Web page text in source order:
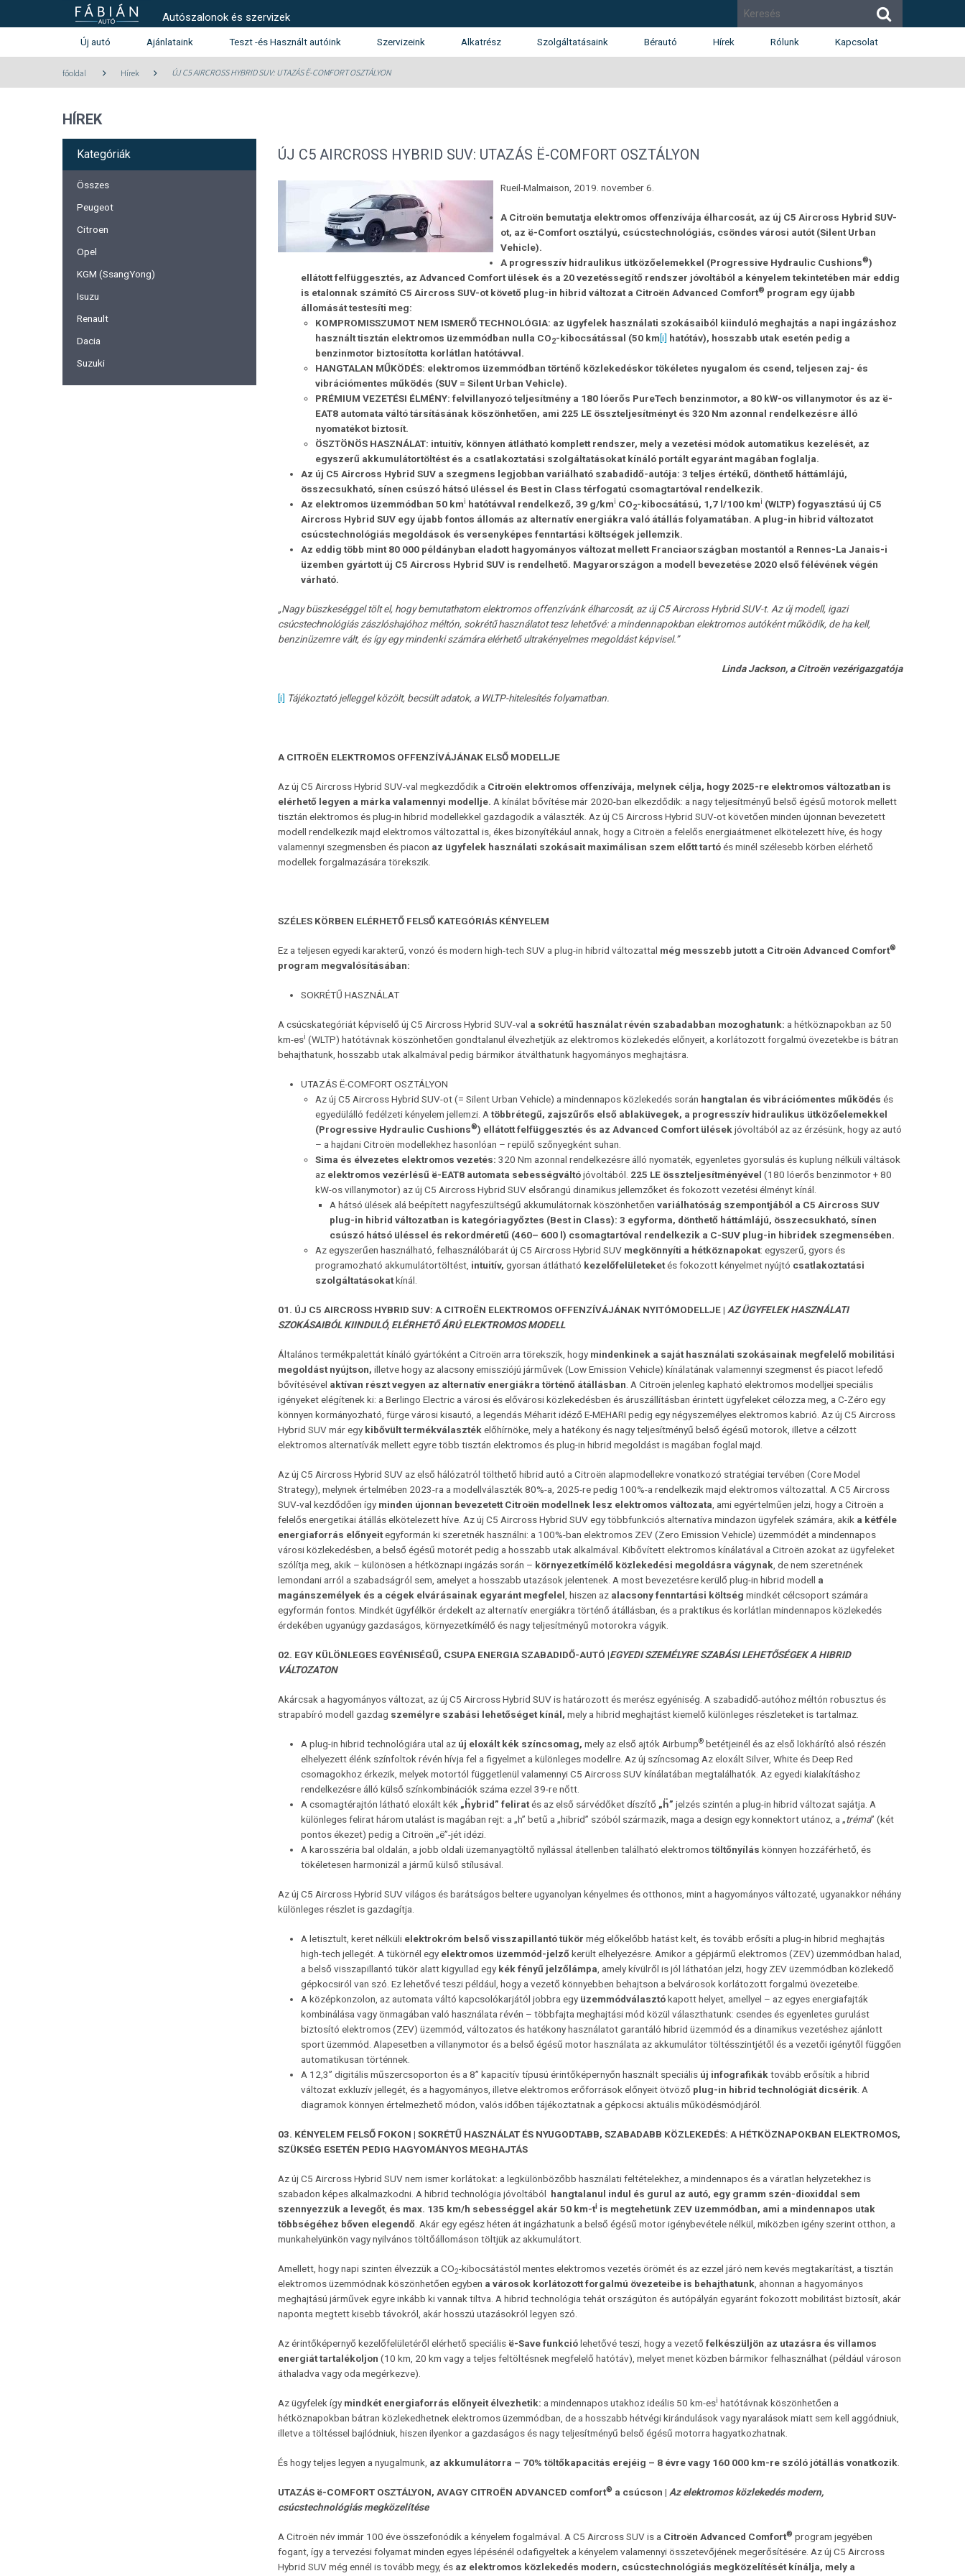
Autószalonok és szervizek
Új autó Ajánlataink Teszt -és Használt autóink
Használt autó kínálatunk
Szervizeink
SUZUKI márkaszerviz
Alkatrész Szolgáltatásaink
Garancia és Assistance
Flotta
Bérautó Hírek Rólunk Kapcsolat
főoldal Hírek ÚJ C5 AIRCROSS HYBRID SUV: UTAZÁS Ë-COMFORT OSZTÁLYON
HÍREK
Kategóriák
Összes
Peugeot
Citroen
Opel
KGM (SsangYong)
Isuzu
Renault
Dacia
Suzuki
ÚJ C5 AIRCROSS HYBRID SUV: UTAZÁS Ë-COMFORT OSZTÁLYON
Rueil-Malmaison, 2019. november 6.
A Citroën bemutatja elektromos offenzívája élharcosát, az új C5 Aircross Hybrid SUV-
ot, az ë-Comfort osztályú, csúcstechnológiás, csöndes városi autót (Silent Urban
Vehicle).
A progresszív hidraulikus ütközőelemekkel (Progressive Hydraulic Cushions®)
ellátott felfüggesztés, az Advanced Comfort ülések és a 20 vezetéssegítő rendszer jóvoltából a kényelem tekintetében már eddig
is etalonnak számító C5 Aircross SUV-ot követő plug-in hibrid változat a Citroën Advanced Comfort® program egy újabb
állomását testesíti meg:
KOMPROMISSZUMOT NEM ISMERŐ TECHNOLÓGIA: az ügyfelek használati szokásaiból kiinduló meghajtás a napi ingázáshoz
használt tisztán elektromos üzemmódban nulla CO2-kibocsátással (50 km[i] hatótáv), hosszabb utak esetén pedig a
benzinmotor biztosította korlátlan hatótávval.
HANGTALAN MŰKÖDÉS: elektromos üzemmódban történő közlekedéskor tökéletes nyugalom és csend, teljesen zaj- és
vibrációmentes működés (SUV = Silent Urban Vehicle).
PRÉMIUM VEZETÉSI ÉLMÉNY: felvillanyozó teljesítmény a 180 lóerős PureTech benzinmotor, a 80 kW-os villanymotor és az ë-
EAT8 automata váltó társításának köszönhetően, ami 225 LE összteljesítményt és 320 Nm azonnal rendelkezésre álló
nyomatékot biztosít.
ÖSZTÖNÖS HASZNÁLAT: intuitív, könnyen átlátható komplett rendszer, mely a vezetési módok automatikus kezelését, az
egyszerű akkumulátortöltést és a csatlakoztatási szolgáltatásokat kínáló portált egyaránt magában foglalja.
Az új C5 Aircross Hybrid SUV a szegmens legjobban variálható szabadidő-autója: 3 teljes értékű, dönthető háttámlájú,
összecsukható, sínen csúszó hátsó üléssel és Best in Class térfogatú csomagtartóval rendelkezik.
Az elektromos üzemmódban 50 kmi hatótávval rendelkező, 39 g/kmi CO2-kibocsátású, 1,7 l/100 kmi (WLTP) fogyasztású új C5
Aircross Hybrid SUV egy újabb fontos állomás az alternatív energiákra való átállás folyamatában. A plug-in hibrid változatot
csúcstechnológiás megoldások és versenyképes fenntartási költségek jellemzik.
Az eddig több mint 80 000 példányban eladott hagyományos változat mellett Franciaországban mostantól a Rennes-La Janais-i
üzemben gyártott új C5 Aircross Hybrid SUV is rendelhető. Magyarországon a modell bevezetése 2020 első félévének végén
várható.
„Nagy büszkeséggel tölt el, hogy bemutathatom elektromos offenzívánk élharcosát, az új C5 Aircross Hybrid SUV-t. Az új modell, igazi
csúcstechnológiás zászlóshajóhoz méltón, sokrétű használatot tesz lehetővé: a mindennapokban elektromos autóként működik, de ha kell,
benzinüzemre vált, és így egy mindenki számára elérhető ultrakényelmes megoldást képvisel.”
Linda Jackson, a Citroën vezérigazgatója
[i] Tájékoztató jelleggel közölt, becsült adatok, a WLTP-hitelesítés folyamatban.
A CITROËN ELEKTROMOS OFFENZÍVÁJÁNAK ELSŐ MODELLJE
Az új C5 Aircross Hybrid SUV-val megkezdődik a Citroën elektromos offenzívája, melynek célja, hogy 2025-re elektromos változatban is
elérhető legyen a márka valamennyi modellje. A kínálat bővítése már 2020-ban elkezdődik: a nagy teljesítményű belső égésű motorok mellett
tisztán elektromos és plug-in hibrid modellekkel gazdagodik a választék. Az új C5 Aircross Hybrid SUV-ot követően minden újonnan bevezetett
modell rendelkezik majd elektromos változattal is, ékes bizonyítékául annak, hogy a Citroën a felelős energiaátmenet elkötelezett híve, és hogy
valamennyi szegmensben és piacon az ügyfelek használati szokásait maximálisan szem előtt tartóés minél szélesebb körben elérhető
modellek forgalmazására törekszik.
SZÉLES KÖRBEN ELÉRHETŐ FELSŐ KATEGÓRIÁS KÉNYELEM
Ez a teljesen egyedi karakterű, vonzó és modern high-tech SUV a plug-in hibrid változattal még messzebb jutott a Citroën Advanced Comfort®
program megvalósításában:
SOKRÉTŰ HASZNÁLAT
A csúcskategóriát képviselő új C5 Aircross Hybrid SUV-val a sokrétű használat révén szabadabban mozoghatunk: a hétköznapokban az 50
km-esi (WLTP) hatótávnak köszönhetően gondtalanul élvezhetjük az elektromos közlekedés előnyeit, a korlátozott forgalmú övezetekbe is bátran
behajthatunk, hosszabb utak alkalmával pedig bármikor átválthatunk hagyományos meghajtásra.
UTAZÁS Ë-COMFORT OSZTÁLYON
Az új C5 Aircross Hybrid SUV-ot (= Silent Urban Vehicle) a mindennapos közlekedés során hangtalan és vibrációmentes működés és
egyedülálló fedélzeti kényelem jellemzi. A többrétegű, zajszűrős első ablaküvegek, a progresszív hidraulikus ütközőelemekkel
(Progressive Hydraulic Cushions®) ellátott felfüggesztés és az Advanced Comfort ülések jóvoltából az az érzésünk, hogy az autó
– a hajdani Citroën modellekhez hasonlóan – repülő szőnyegként suhan.
Sima és élvezetes elektromos vezetés: 320 Nm azonnal rendelkezésre álló nyomaték, egyenletes gyorsulás és kuplung nélküli váltások
az elektromos vezérlésű ë-EAT8 automata sebességváltójóvoltából. 225 LE összteljesítményével (180 lóerős benzinmotor + 80
kW-os villanymotor) az új C5 Aircross Hybrid SUV elsőrangú dinamikus jellemzőket és fokozott vezetési élményt kínál.
A hátsó ülések alá beépített nagyfeszültségű akkumulátornak köszönhetően variálhatóság szempontjából a C5 Aircross SUV
plug-in hibrid változatban is kategóriagyőztes (Best in Class): 3 egyforma, dönthető háttámlájú, összecsukható, sínen
csúszó hátsó üléssel és rekordméretű (460– 600 l) csomagtartóval rendelkezik a C-SUV plug-in hibridek szegmensében.
Az egyszerűen használható, felhasználóbarát új C5 Aircross Hybrid SUV megkönnyíti a hétköznapokat: egyszerű, gyors és
programozható akkumulátortöltést, intuitív, gyorsan átlátható kezelőfelületeketés fokozott kényelmet nyújtó csatlakoztatási
szolgáltatásokatkínál.
01. ÚJ C5 AIRCROSS HYBRID SUV: A CITROËN ELEKTROMOS OFFENZÍVÁJÁNAK NYITÓMODELLJE | AZ ÜGYFELEK HASZNÁLATI
SZOKÁSAIBÓL KIINDULÓ, ELÉRHETŐ ÁRÚ ELEKTROMOS MODELL
Általános termékpalettát kínáló gyártóként a Citroën arra törekszik, hogy mindenkinek a saját használati szokásainak megfelelő mobilitási
megoldást nyújtson, illetve hogy az alacsony emissziójú járművek (Low Emission Vehicle) kínálatának valamennyi szegmenst és piacot lefedő
bővítésével aktívan részt vegyen az alternatív energiákra történő átállásban . A Citroën jelenleg kapható elektromos modelljei speciális
igényeket elégítenek ki: a Berlingo Electric a városi és elővárosi közlekedésben és áruszállításban érintett ügyfeleket célozza meg, a C-Zéro egy
könnyen kormányozható, fürge városi kisautó, a legendás Méharit idéző E-MEHARI pedig egy négyszemélyes elektromos kabrió. Az új C5 Aircross
Hybrid SUV már egy kibővült termékválaszték előhírnöke, mely a hatékony és nagy teljesítményű belső égésű motorok, illetve a célzott
elektromos alternatívák mellett egyre több tisztán elektromos és plug-in hibrid megoldást is magában foglal majd.
Az új C5 Aircross Hybrid SUV az első hálózatról tölthető hibrid autó a Citroën alapmodellekre vonatkozó stratégiai tervében (Core Model
Strategy), melynek értelmében 2023-ra a modellválaszték 80%-a, 2025-re pedig 100%-a rendelkezik majd elektromos változattal. A C5 Aircross
SUV-val kezdődően így minden újonnan bevezetettCitroën modellnek lesz elektromos változata , ami egyértelműen jelzi, hogy a Citroën a
felelős energetikai átállás elkötelezett híve. Az új C5 Aircross Hybrid SUV egy többfunkciós alternatíva mindazon ügyfelek számára, akik a kétféle
energiaforrás előnyeitegyformán ki szeretnék használni: a 100%-ban elektromos ZEV (Zero Emission Vehicle) üzemmódét a mindennapos
városi közlekedésben, a belső égésű motorét pedig a hosszabb utak alkalmával. Kibővített elektromos kínálatával a Citroën azokat az ügyfeleket
szólítja meg, akik – különösen a hétköznapi ingázás során – környezetkímélő közlekedési megoldásra vágynak , de nem szeretnének
lemondani arról a szabadságról sem, amelyet a hosszabb utazások jelentenek. A most bevezetésre kerülő plug-in hibrid modell a
magánszemélyek és a cégek elvárásainak egyaránt megfelel , hiszen az alacsony fenntartási költség mindkét célcsoport számára
egyformán fontos. Mindkét ügyfélkör érdekelt az alternatív energiákra történő átállásban, és a praktikus és korlátlan mindennapos közlekedés
érdekében ugyanúgy gazdaságos, környezetkímélő és nagy teljesítményű motorokra vágyik.
02. EGY KÜLÖNLEGES EGYÉNISÉGŰ, CSUPA ENERGIA SZABADIDŐ-AUTÓ |EGYEDI SZEMÉLYRE SZABÁSI LEHETŐSÉGEK A HIBRID
VÁLTOZATON
Akárcsak a hagyományos változat, az új C5 Aircross Hybrid SUV is határozott és merész egyéniség. A szabadidő-autóhoz méltón robusztus és
strapabíró modell gazdag személyre szabási lehetőséget kínál, mely a hibrid meghajtást kiemelő különleges részleteket is tartalmaz.
A plug-in hibrid technológiára utal az új eloxált kék színcsomag, mely az első ajtók Airbump® betétjeinél és az első lökhárító alsó részén
elhelyezett élénk színfoltok révén hívja fel a figyelmet a különleges modellre. Az új színcsomag Az eloxált Silver, White és Deep Red
csomagokhoz érkezik, melyek motortól függetlenül valamennyi C5 Aircross SUV kínálatában megtalálhatók. Az egyedi kialakításhoz
rendelkezésre álló külső színkombinációk száma ezzel 39-re nőtt.
A csomagtérajtón látható eloxált kék „ḧybrid” feliratés az első sárvédőket díszítő „ḧ” jelzés szintén a plug-in hibrid változat sajátja. A
különleges felirat három utalást is magában rejt: a „h” betű a „hibrid” szóból származik, maga a design egy konnektort utánoz, a „tréma” (két
pontos ékezet) pedig a Citroën „ë”-jét idézi.
A karosszéria bal oldalán, a jobb oldali üzemanyagtöltő nyílással átellenben található elektromostöltőnyílás könnyen hozzáférhető, és
tökéletesen harmonizál a jármű külső stílusával.
Az új C5 Aircross Hybrid SUV világos és barátságos beltere ugyanolyan kényelmes és otthonos, mint a hagyományos változaté, ugyanakkor néhány
különleges részlet is gazdagítja.
A letisztult, keret nélküli elektrokróm belső visszapillantó tükör még előkelőbb hatást kelt, és tovább erősíti a plug-in hibrid meghajtás
high-tech jellegét. A tükörnél egy elektromos üzemmód-jelzőkerült elhelyezésre. Amikor a gépjármű elektromos (ZEV) üzemmódban halad,
a belső visszapillantó tükör alatt kigyullad egy kék fényű jelzőlámpa , amely kívülről is jól láthatóan jelzi, hogy ZEV üzemmódban közlekedő
gépkocsiról van szó. Ez lehetővé teszi például, hogy a vezető könnyebben behajtson a belvárosok korlátozott forgalmú övezeteibe.
A középkonzolon, az automata váltó kapcsolókarjától jobbra egy üzemmódválasztókapott helyet, amellyel – az egyes energiafajták
kombinálása vagy önmagában való használata révén – többfajta meghajtási mód közül választhatunk: csendes és egyenletes gurulást
biztosító elektromos (ZEV) üzemmód, változatos és hatékony használatot garantáló hibrid üzemmód és a dinamikus vezetéshez ajánlott
sport üzemmód. Alapesetben a villanymotor és a belső égésű motor használata az akkumulátor töltésszintjétől és a vezetői igénytől függően
automatikusan történnek.
A 12,3’’ digitális műszercsoporton és a 8’’ kapacitív típusú érintőképernyőn használt speciális új infografikák tovább erősítik a hibrid
változat exkluzív jellegét, és a hagyományos, illetve elektromos erőforrások előnyeit ötvöző plug-in hibrid technológiát dicsérik . A
diagramok könnyen értelmezhető módon, valós időben tájékoztatnak a gépkocsi aktuális működésmódjáról.
03. KÉNYELEM FELSŐ FOKON | SOKRÉTŰ HASZNÁLAT ÉS NYUGODTABB, SZABADABB KÖZLEKEDÉS: A HÉTKÖZNAPOKBAN ELEKTROMOS,
SZÜKSÉG ESETÉN PEDIG HAGYOMÁNYOS MEGHAJTÁS
Az új C5 Aircross Hybrid SUV nem ismer korlátokat: a legkülönbözőbb használati feltételekhez, a mindennapos és a váratlan helyzetekhez is
szabadon képes alkalmazkodni. A hibrid technológia jóvoltából hangtalanul indul és gurul az autó, egy gramm szén-dioxiddal sem
szennyezzük a levegőt, és max. 135 km/h sebességgel akár 50 km-ti is megtehetünk ZEV üzemmódban, ami a mindennapos utak
többségéhez bőven elegendő . Akár egy egész héten át ingázhatunk a belső égésű motor igénybevétele nélkül, miközben igény szerint otthon, a
munkahelyünkön vagy nyilvános töltőállomáson töltjük az akkumulátort.
Amellett, hogy napi szinten élvezzük a CO2-kibocsátástól mentes elektromos vezetés örömét és az ezzel járó nem kevés megtakarítást, a tisztán
elektromos üzemmódnak köszönhetően egyben a városok korlátozott forgalmú övezeteibe is behajthatunk , ahonnan a hagyományos
meghajtású járművek egyre inkább ki vannak tiltva. A hibrid technológia tehát országúton és autópályán egyaránt fokozott mobilitást biztosít, akár
naponta megtett kisebb távokról, akár hosszú utazásokról legyen szó.
Az érintőképernyő kezelőfelületéről elérhető speciális ë-Savefunkciólehetővé teszi, hogy a vezető felkészüljön az utazásra és villamos
energiát tartalékoljon (10 km, 20 km vagy a teljes feltöltésnek megfelelő hatótáv), melyet menet közben bármikor felhasználhat (például városon
áthaladva vagy oda megérkezve).
Az ügyfelek így mindkét energiaforrás előnyeit élvezhetik: a mindennapos utakhoz ideális 50 km-esi hatótávnak köszönhetően a
hétköznapokban bátran közlekedhetnek elektromos üzemmódban, de a hosszabb hétvégi kirándulások vagy nyaralások miatt sem kell aggódniuk,
illetve a töltéssel bajlódniuk, hiszen ilyenkor a gazdaságos és nagy teljesítményű belső égésű motorra hagyatkozhatnak.
És hogy teljes legyen a nyugalmunk, az akkumulátorra – 70% töltőkapacitás erejéig – 8 évre vagy 160 000 km-re szóló jótállás vonatkozik
UTAZÁS ë-COMFORT OSZTÁLYON, AVAGY CITROËN ADVANCED comfort® a csúcson | Az elektromos közlekedés modern,
csúcstechnológiás megközelítése
A Citroën név immár 100 éve összefonódik a kényelem fogalmával. A C5 Aircross SUV is a Citroën Advanced Comfort® program jegyében
fogant, így a tervezési folyamat minden egyes lépésénél odafigyeltek a kényelem valamennyi összetevőjének megerősítésére. Az új C5 Aircross
Hybrid SUV még ennél is tovább megy, és az elektromos közlekedés modern, csúcstechnológiás megközelítését kínálja, mely a